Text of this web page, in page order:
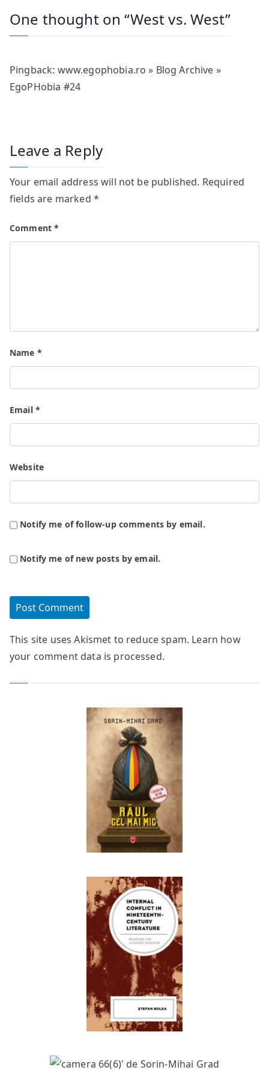
One thought on “West vs. West”
Pingback: www.egophobia.ro » Blog Archive »
EgoPHobia #24
Leave a Reply
Your email address will not be published. Required
fields are marked *
Comment*
Name *
Email *
Website
Notify me of follow-up comments by email.
Notify me of new posts by email.
This site uses Akismet to reduce spam. Learn how
your comment data is processed.